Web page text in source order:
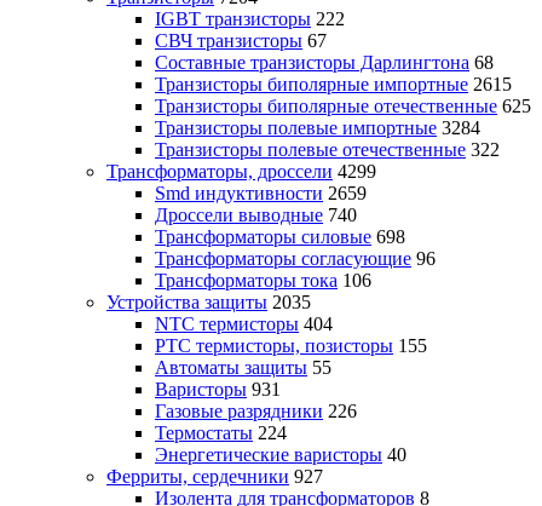
IGBT транзисторы 222
СВЧ транзисторы 67
Составные транзисторы Дарлингтона 68
Транзисторы биполярные импортные 2615
Транзисторы биполярные отечественные 625
Транзисторы полевые импортные 3284
Транзисторы полевые отечественные 322
Трансформаторы, дроссели 4299
Smd индуктивности 2659
Дроссели выводные 740
Трансформаторы силовые 698
Трансформаторы согласующие 96
Трансформаторы тока 106
Устройства защиты 2035
NTC термисторы 404
PTC термисторы, позисторы 155
Автоматы защиты 55
Варисторы 931
Газовые разрядники 226
Термостаты 224
Энергетические варисторы 40
Ферриты, сердечники 927
Изолента для трансформаторов 8